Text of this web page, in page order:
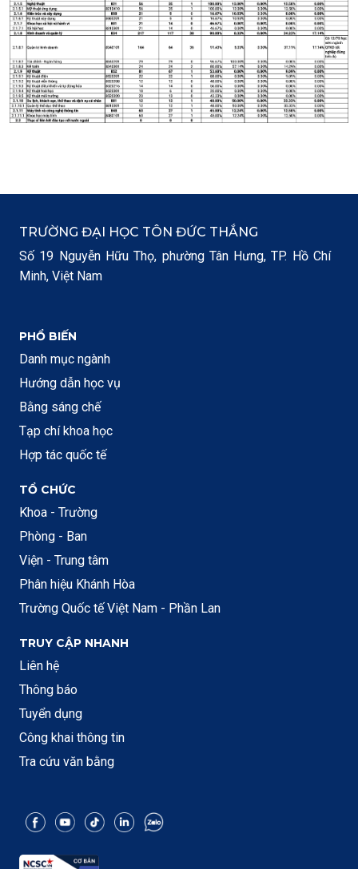
TRƯỜNG ĐẠI HỌC TÔN ĐỨC THẮNG
Số 19 Nguyễn Hữu Thọ, phường Tân Hưng, TP. Hồ Chí
Minh, Việt Nam
PHỔ BIẾN
Danh mục ngành
Hướng dẫn học vụ
Bằng sáng chế
Tạp chí khoa học
Hợp tác quốc tế
TỔ CHỨC
Khoa - Trường
Phòng - Ban
Viện - Trung tâm
Phân hiệu Khánh Hòa
Trường Quốc tế Việt Nam - Phần Lan
TRUY CẬP NHANH
Liên hệ
Thông báo
Tuyển dụng
Công khai thông tin
Tra cứu văn bằng